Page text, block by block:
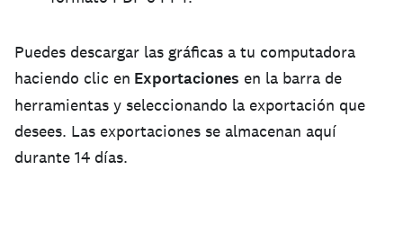
Puedes descargar las gráficas a tu computadora
haciendo clic en Exportaciones en la barra de
herramientas y seleccionando la exportación que
desees. Las exportaciones se almacenan aquí
durante 14 días.